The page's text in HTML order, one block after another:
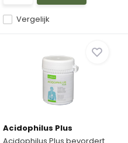
Vergelijk
Acidophilus Plus